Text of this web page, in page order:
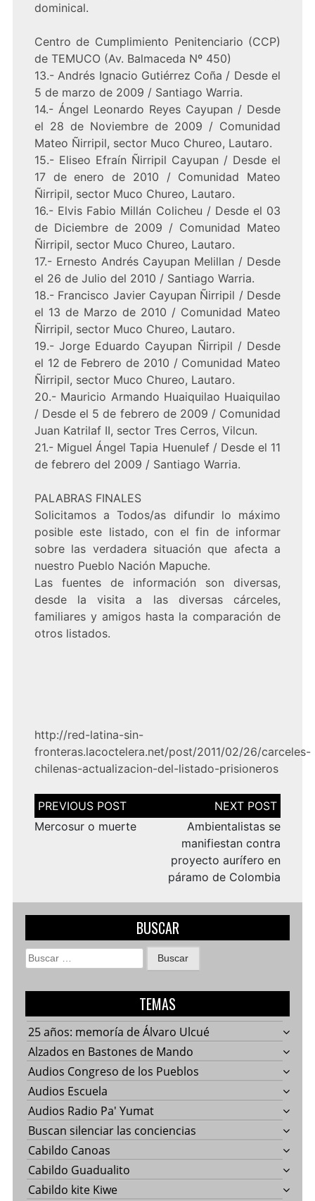
dominical.
Centro de Cumplimiento Penitenciario (CCP)
de TEMUCO (Av. Balmaceda Nº 450)
13.- Andrés Ignacio Gutiérrez Coña / Desde el
5 de marzo de 2009 / Santiago Warria.
14.- Ángel Leonardo Reyes Cayupan / Desde
el 28 de Noviembre de 2009 / Comunidad
Mateo Ñirripil, sector Muco Chureo, Lautaro.
15.- Eliseo Efraín Ñirripil Cayupan / Desde el
17 de enero de 2010 / Comunidad Mateo
Ñirripil, sector Muco Chureo, Lautaro.
16.- Elvis Fabio Millán Colicheu / Desde el 03
de Diciembre de 2009 / Comunidad Mateo
Ñirripil, sector Muco Chureo, Lautaro.
17.- Ernesto Andrés Cayupan Melillan / Desde
el 26 de Julio del 2010 / Santiago Warria.
18.- Francisco Javier Cayupan Ñirripil / Desde
el 13 de Marzo de 2010 / Comunidad Mateo
Ñirripil, sector Muco Chureo, Lautaro.
19.- Jorge Eduardo Cayupan Ñirripil / Desde
el 12 de Febrero de 2010 / Comunidad Mateo
Ñirripil, sector Muco Chureo, Lautaro.
20.- Mauricio Armando Huaiquilao Huaiquilao
/ Desde el 5 de febrero de 2009 / Comunidad
Juan Katrilaf II, sector Tres Cerros, Vilcun.
21.- Miguel Ángel Tapia Huenulef / Desde el 11
de febrero del 2009 / Santiago Warria.
PALABRAS FINALES
Solicitamos a Todos/as difundir lo máximo
posible este listado, con el fin de informar
sobre las verdadera situación que afecta a
nuestro Pueblo Nación Mapuche.
Las fuentes de información son diversas,
desde la visita a las diversas cárceles,
familiares y amigos hasta la comparación de
otros listados.
http://red-latina-sin-
fronteras.lacoctelera.net/post/2011/02/26/carceles-
chilenas-actualizacion-del-listado-prisioneros
Navegación
de
entradas
Mercosur o muerte
Ambientalistas se
manifiestan contra
proyecto aurífero en
páramo de Colombia
BUSCAR
Buscar:
TEMAS
25 años: memoría de Álvaro Ulcué
Alzados en Bastones de Mando
Audios Congreso de los Pueblos
Audios Escuela
Audios Radio Pa' Yumat
Buscan silenciar las conciencias
Cabildo Canoas
Cabildo Guadualito
Cabildo kite Kiwe